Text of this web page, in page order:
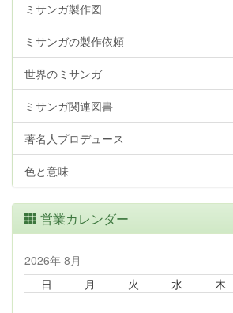
ミサンガ製作図
ミサンガの製作依頼
世界のミサンガ
ミサンガ関連図書
著名人プロデュース
色と意味
営業カレンダー
2026年 8月
日
月 火 水 木